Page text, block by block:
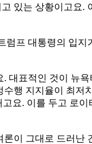
있는 상황이고요
럼프 대통령의 입
대표적인 것이 뉴
행 지지율이 최저
요. 이를 두고 로
이 그대로 드러난